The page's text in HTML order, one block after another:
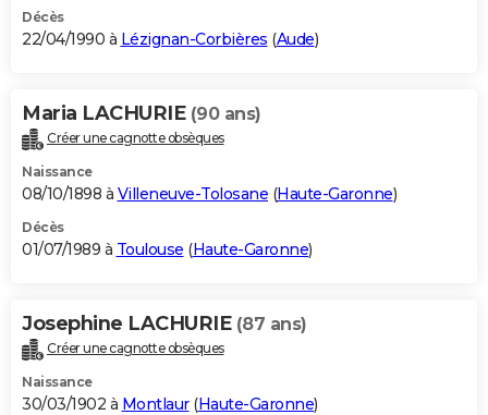
Décès
22/04/1990 à Lézignan-Corbières (Aude)
Maria LACHURIE (90 ans)
Créer une cagnotte obsèques
Naissance
08/10/1898 à Villeneuve-Tolosane (Haute-Garonne)
Décès
01/07/1989 à Toulouse (Haute-Garonne)
Josephine LACHURIE (87 ans)
Créer une cagnotte obsèques
Naissance
30/03/1902 à Montlaur(Haute-Garonne)